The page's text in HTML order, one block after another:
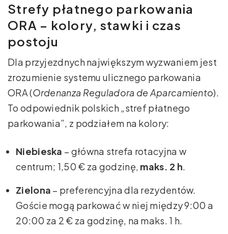
Strefy płatnego parkowania
ORA – kolory, stawki i czas
postoju
Dla przyjezdnych największym wyzwaniem jest
zrozumienie systemu ulicznego parkowania
ORA (Ordenanza Reguladora de Aparcamiento).
To odpowiednik polskich „stref płatnego
parkowania”, z podziałem na kolory:
Niebieska – główna strefa rotacyjna w
centrum; 1,50 € za godzinę, maks. 2 h.
Zielona – preferencyjna dla rezydentów.
Goście mogą parkować w niej między 9:00 a
20:00 za 2 € za godzinę, na maks. 1 h.